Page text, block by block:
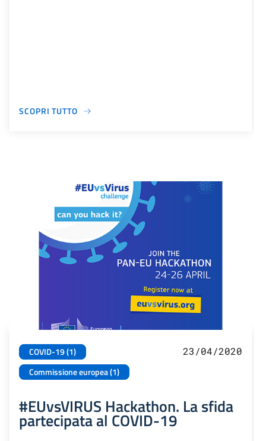
SCOPRI TUTTO
COVID-19 (1)
Commissione europea (1)
23/04/2020
#EUvsVIRUS Hackathon. La sfida
partecipata al COVID-19